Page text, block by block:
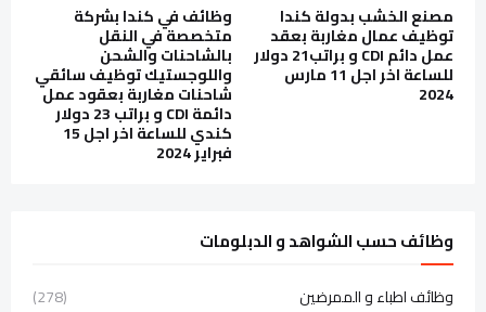
مصنع الخشب بدولة كندا
توظيف عمال مغاربة بعقد
عمل دائم CDI و براتب21 دولار
للساعة اخر اجل 11 مارس
2024
وظائف في كندا بشركة
متخصصة في النقل
بالشاحنات والشحن
واللوجستيك توظيف سائقي
شاحنات مغاربة بعقود عمل
دائمة CDI و براتب 23 دولار
كندي للساعة اخر اجل 15
فبراير 2024
وظائف حسب الشواهد و الدبلومات
وظائف اطباء و الممرضين
(278)